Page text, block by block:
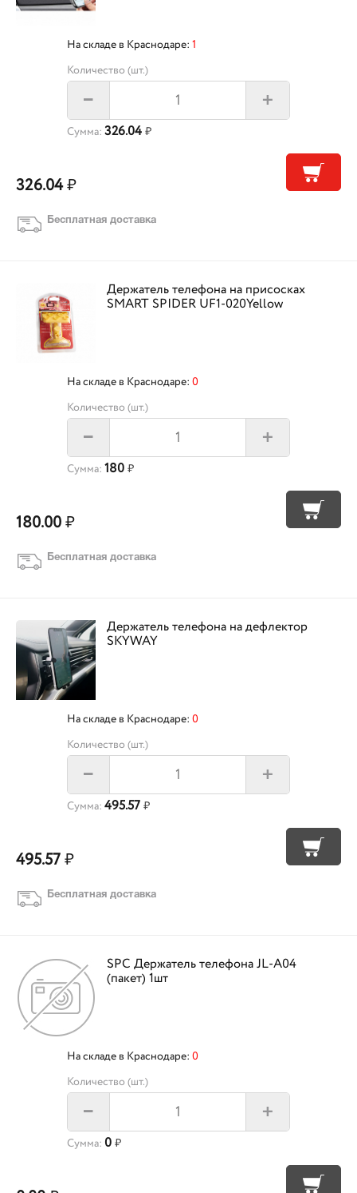
На складе в Краснодаре: 1
Количество (шт.)
– +
Сумма: 326.04 ₽
326.04₽
Бесплатная доставка
Держатель телефона на присосках
SMART SPIDER UF1-020Yellow
На складе в Краснодаре: 0
Количество (шт.)
– +
Сумма: 180 ₽
180.00₽
Бесплатная доставка
Держатель телефона на дефлектор
SKYWAY
На складе в Краснодаре: 0
Количество (шт.)
– +
Сумма: 495.57 ₽
495.57₽
Бесплатная доставка
SPC Держатель телефона JL-A04
(пакет) 1шт
На складе в Краснодаре: 0
Количество (шт.)
– +
Сумма: 0 ₽